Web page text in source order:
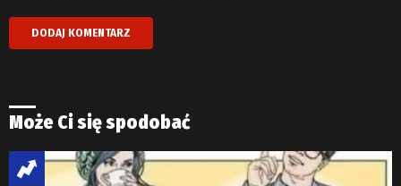
Może Ci się spodobać